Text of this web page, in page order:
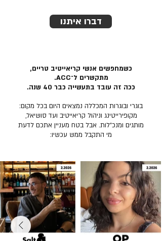
דברו איתנו
כשמחפשים אנשי קריאייטיב טריים,
מתקשרים ל־ACC.
ככה זה עובד בתעשייה כבר 40 שנה.
בוגרי ובוגרות המכללה נמצאים היום בכל מקום:
מקופירייטינג וניהול קריאייטיב ועד סושיאל,
מותגים ומנכ״לות. אבל בטח מעניין אתכם לדעת
מי התקבל ממש עכשיו: